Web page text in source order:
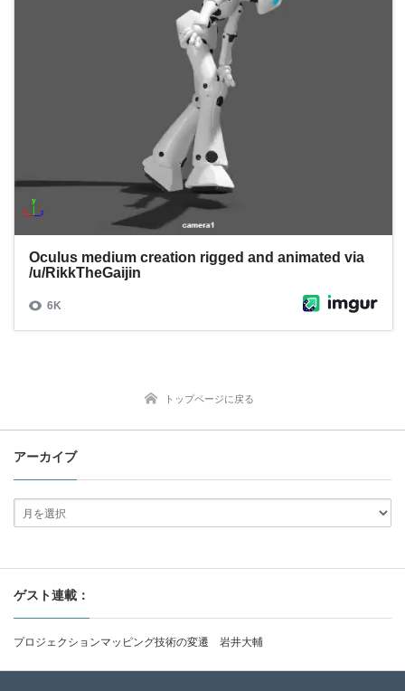
トップページに戻る
アーカイブ
ゲスト連載：
プロジェクションマッピング技術の変遷 岩井大輔